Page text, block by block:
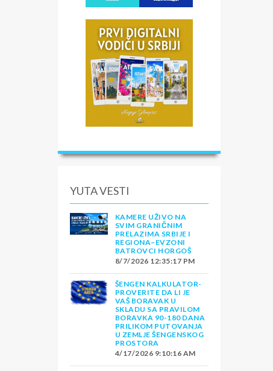
YUTA VESTI
KAMERE UŽIVO NA
SVIM GRANIČNIM
PRELAZIMA SRBIJE I
REGIONA–EVZONI
BATROVCI HORGOŠ
8/7/2026 12:35:17 PM
ŠENGEN KALKULATOR-
PROVERITE DA LI JE
VAŠ BORAVAK U
SKLADU SA PRAVILOM
BORAVKA 90-180 DANA
PRILIKOM PUTOVANJA
U ZEMLJE ŠENGENSKOG
PROSTORA
4/17/2026 9:10:16 AM